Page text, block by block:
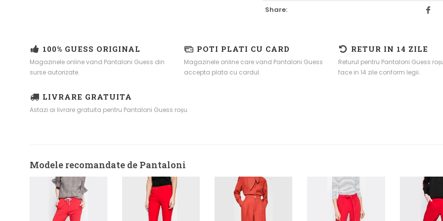
Share:
100% GUESS ORIGINAL
Magazinele online vand Pantaloni Guess din
surse autorizate.
POTI PLATI CU CARD
Magazinele online care vand Pantaloni Guess
accepta plata cu cardul.
RETUR IN 14 ZILE
Returul pentru Pantaloni Guess
face in 14 zile conform legii.
LIVRARE GRATUITA
Astazi ai livrare gratuita pentru Pantaloni Guess roșu
Modele recomandate de Pantaloni